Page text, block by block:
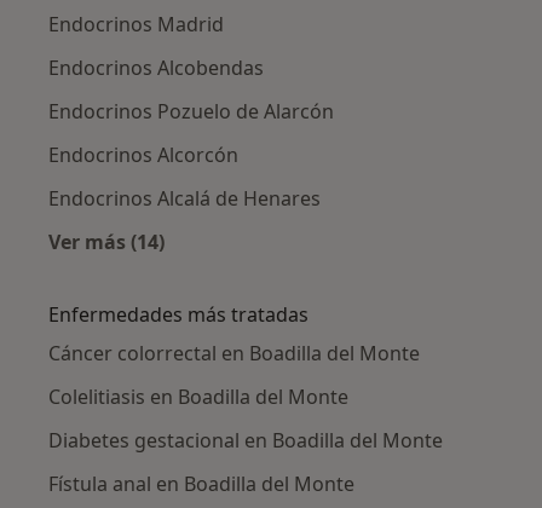
Endocrinos Madrid
Endocrinos Alcobendas
Endocrinos Pozuelo de Alarcón
Endocrinos Alcorcón
Endocrinos Alcalá de Henares
Ver más (14)
Enfermedades más tratadas
Cáncer colorrectal en Boadilla del Monte
Colelitiasis en Boadilla del Monte
Diabetes gestacional en Boadilla del Monte
Fístula anal en Boadilla del Monte